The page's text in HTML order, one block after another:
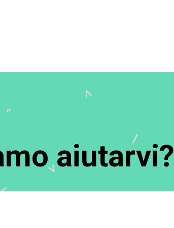
aiutarvi?